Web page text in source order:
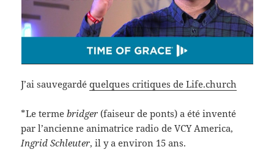
J’ai sauvegardéquelques critiques de Life.church
*Le termebridger (faiseur de ponts) a été inventé
par l’ancienne animatrice radio de VCY America,
Ingrid Schleuter, il y a environ 15 ans.